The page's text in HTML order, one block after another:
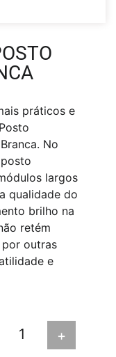
práticos e
No
largos
qualidade do
brilho na
retém
outras
e
+